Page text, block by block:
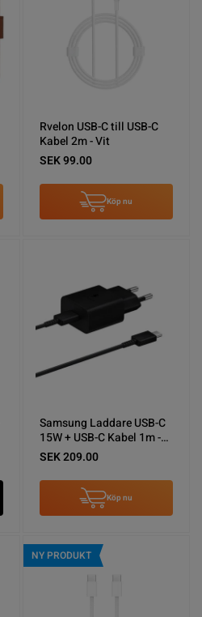
Rvelon USB-C till USB-C
Kabel 2m - Vit
SEK 99.00
Köp nu
Samsung Laddare USB-C
15W + USB-C Kabel 1m -
Svart
SEK 209.00
Köp nu
NY PRODUKT